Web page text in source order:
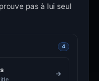
pas à lui seul
4